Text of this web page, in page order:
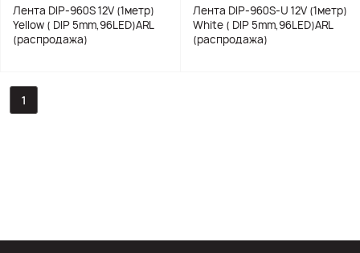
Лента DIP-960S 12V (1метр)
Yellow ( DIP 5mm,96LED)ARL
(распродажа)
Лента DIP-960S-U 12V (1метр)
White ( DIP 5mm,96LED)ARL
(распродажа)
1